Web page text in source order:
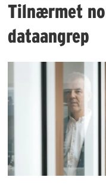
Tilnærmet
dataangrep